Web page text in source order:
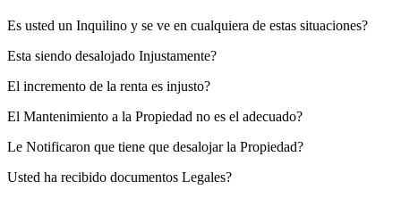
Es usted un Inquilino y se ve en cualquiera de estas situaciones?
Esta siendo desalojado Injustamente?
El incremento de la renta es injusto?
El Mantenimiento a la Propiedad no es el adecuado?
Le Notificaron que tiene que desalojar la Propiedad?
Usted ha recibido documentos Legales?